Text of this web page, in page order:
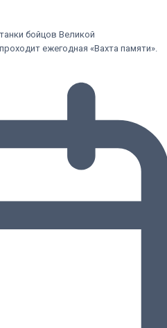
бойцов Великой
ежегодная «Вахта памяти».